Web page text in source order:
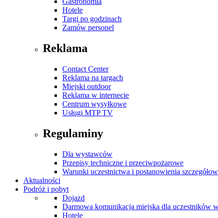
Hotele
Targi po godzinach
Zamów personel
Reklama
Contact Center
Reklama na targach
Miejski outdoor
Reklama w internecie
Centrum wysyłkowe
Usługi MTP TV
Regulaminy
Dla wystawców
Przepisy techniczne i przeciwpożarowe
Warunki uczestnictwa i postanowienia
Aktualności
Podróż i pobyt
Dojazd
Darmowa komunikacja miejska dla uczestników
Hotele